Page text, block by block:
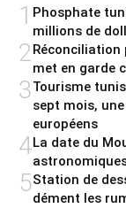
1 Phosphate
millions de
2 Réconciliation
met en garde
3Tourisme
sept mois,
européens
4La date du
5Station de
dément les